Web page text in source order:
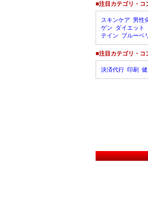
■注目カテゴリ・コ
スキンケア 男性
ゲン ダイエット
テイン ブルーベ
■注目カテゴリ・コ
決済代行 印刷